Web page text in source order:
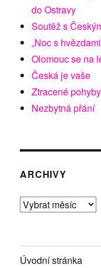
do Ostravy
Soutěž s
„Noc s
Olomouc se na
Česká je vaše
Ztracené pohyby
Nezbytná přání
ARCHIVY
Archivy
Úvodní stránka